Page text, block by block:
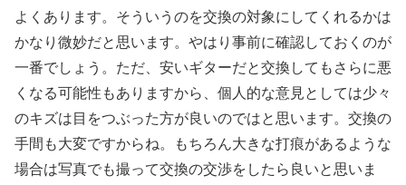
よくあります。そういうのを交換の対象にしてくれるかは
かなり微妙だと思います。やはり事前に確認しておくのが
一番でしょう。ただ、安いギターだと交換してもさらに悪
くなる可能性もありますから、個人的な意見としては少々
のキズは目をつぶった方が良いのではと思います。交換の
手間も大変ですからね。もちろん大きな打痕があるような
場合は写真でも撮って交換の交渉をしたら良いと思いま